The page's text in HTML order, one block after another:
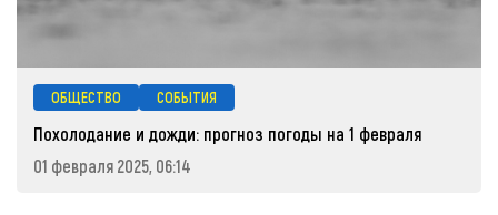
ОБЩЕСТВО СОБЫТИЯ
Похолодание и дожди: прогноз погоды на 1 февраля
01 февраля 2025, 06:14